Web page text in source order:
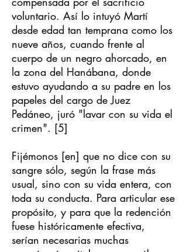
voluntario. Así lo intuyó Martí
desde edad tan temprana como los
nueve años, cuando frente al
cuerpo de un negro ahorcado, en
la zona del Hanábana, donde
estuvo ayudando a su padre en los
papeles del cargo de Juez
Pedáneo, juró "lavar con su vida el
crimen". [5]
Fijémonos [en] que no dice con su
sangre sólo, según la frase más
usual, sino con su vida entera, con
toda su conducta. Para articular ese
propósito, y para que la redención
fuese históricamente efectiva,
serían necesarias muchas